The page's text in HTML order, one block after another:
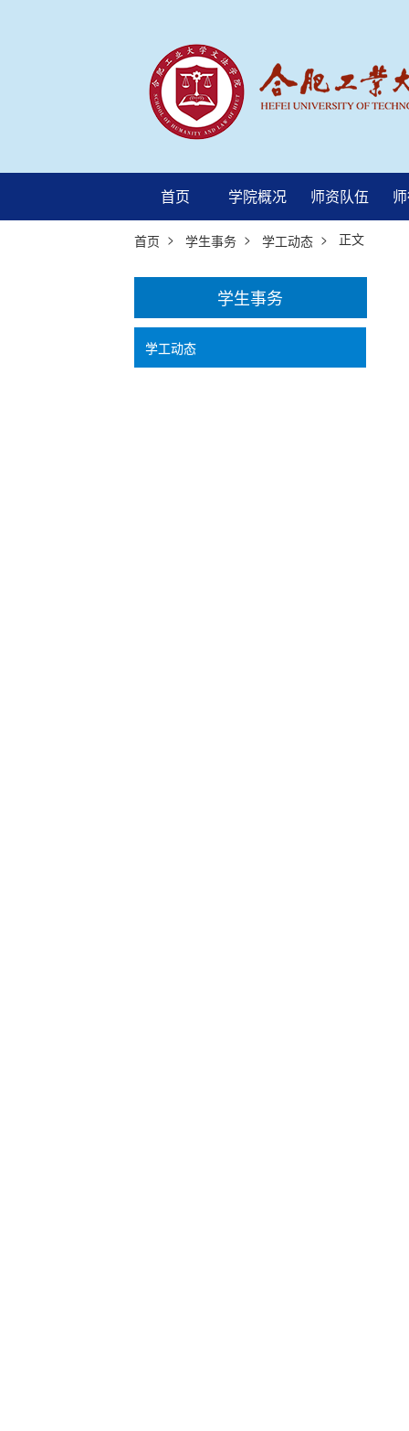
首页 学院概况 师资队伍
首页 > 学生事务> 学工动态> 正文
学生事务
学工动态